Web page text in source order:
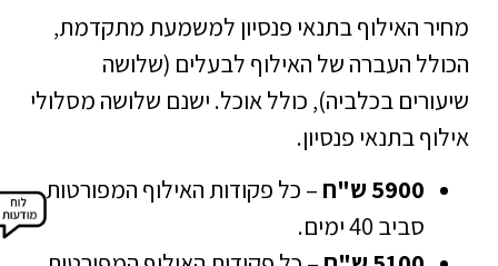
מחיר האילוף בתנאי פנסיון למשמעת מתקדמת,
הכולל העברה של האילוף לבעלים (שלושה
שיעורים בכלביה), כולל אוכל. ישנם שלושה מסלולי
אילוף בתנאי פנסיון.
5900 ש"ח
– כל פקודות האילוף המפורטות.
סביב 40 ימים.